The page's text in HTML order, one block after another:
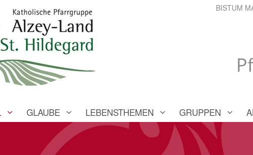
BISTUM
GLAUBE LEBENSTHEMEN GRUPPEN